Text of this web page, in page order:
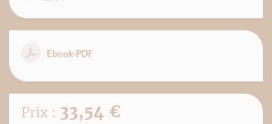
Ebook-PDF
Prix : 33,54 €